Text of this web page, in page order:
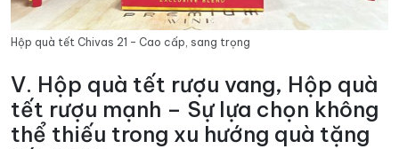
Hộp quà tết Chivas 21 – Cao cấp, sang trọng
V. Hộp quà tết rượu vang, Hộp quà
tết rượu mạnh – Sự lựa chọn không
thể thiếu trong xu hướng quà tặng